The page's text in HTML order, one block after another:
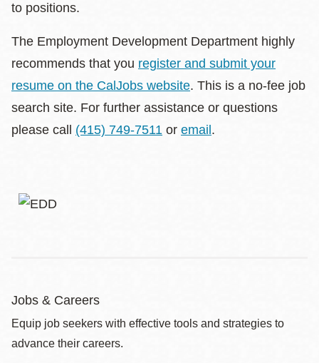
to positions.
The Employment Development Department highly
recommends that you register and submit your
resume on the CalJobs website. This is a no-fee job
search site. For further assistance or questions
please call (415) 749-7511 or email .
Jobs & Careers
Equip job seekers with effective tools and strategies to
advance their careers.